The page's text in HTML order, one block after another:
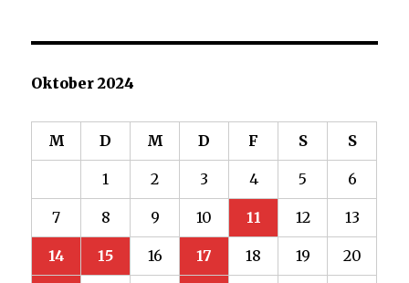
Oktober 2024
M D M D F S S
1 2 3 4 5 6
7 8 9 10 11 12 13
14 15 16 17 18 19 20